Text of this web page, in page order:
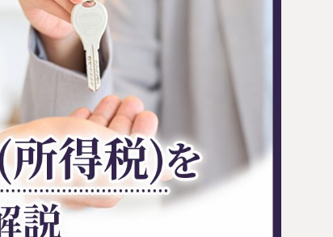
お急ぎの方は電話で面談予約
0120-80-2929
9:00～18:00 (土日祝日除く)